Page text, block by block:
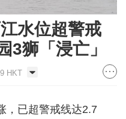
水位超警戒
3狮「浸亡」
HKT
，已超警戒线达2.7